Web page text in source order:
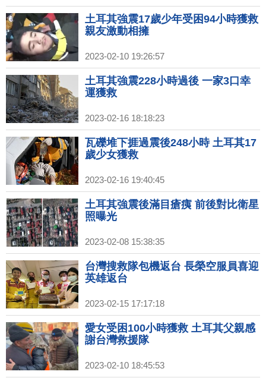
土耳其強震17歲少年受困94小時獲救
親友激動相擁
2023-02-10 19:26:57
土耳其強震228小時過後 一家3口幸
運獲救
2023-02-16 18:18:23
瓦礫堆下捱過震後248小時 土耳其17
歲少女獲救
2023-02-16 19:40:45
土耳其強震後滿目瘡痍 前後對比衛星
照曝光
2023-02-08 15:38:35
台灣搜救隊包機返台 長榮空服員喜迎
英雄返台
2023-02-15 17:17:18
愛女受困100小時獲救 土耳其父親感
謝台灣救援隊
2023-02-10 18:45:53